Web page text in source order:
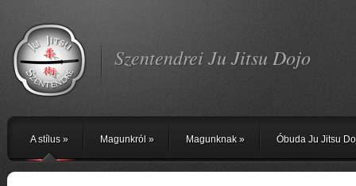
Szentendrei Ju Jitsu Dojo
A stílus» Magunkról » Magunknak» Óbuda Ju Jitsu